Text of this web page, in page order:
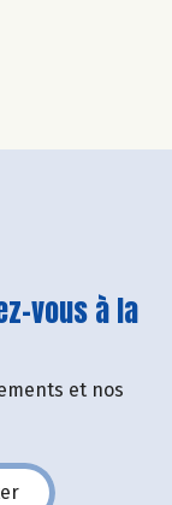
vous à la
et nos